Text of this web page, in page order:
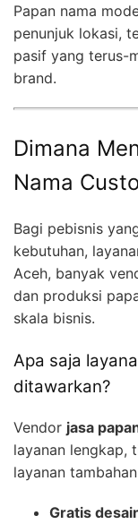
Papan nama
penunjuk lokasi,
pasif yang terus-
brand.
Dimana
Nama
Bagi pebisnis
kebutuhan,
Aceh, banyak
dan produksi
skala bisnis.
Apa saja
ditawarkan?
Vendor jasa
layanan lengkap,
layanan
Gratis